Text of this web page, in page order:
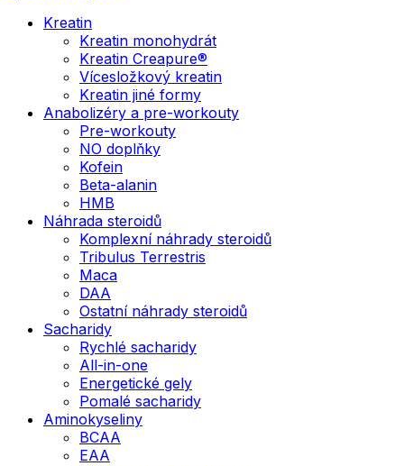
Kreatin
Kreatin monohydrát
Kreatin Creapure®
Vícesložkový kreatin
Kreatin jiné formy
Anabolizéry a pre-workouty
Pre-workouty
NO doplňky
Kofein
Beta-alanin
HMB
Náhrada steroidů
Komplexní náhrady steroidů
Tribulus Terrestris
Maca
DAA
Ostatní náhrady steroidů
Sacharidy
Rychlé sacharidy
All-in-one
Energetické gely
Pomalé sacharidy
Aminokyseliny
BCAA
EAA